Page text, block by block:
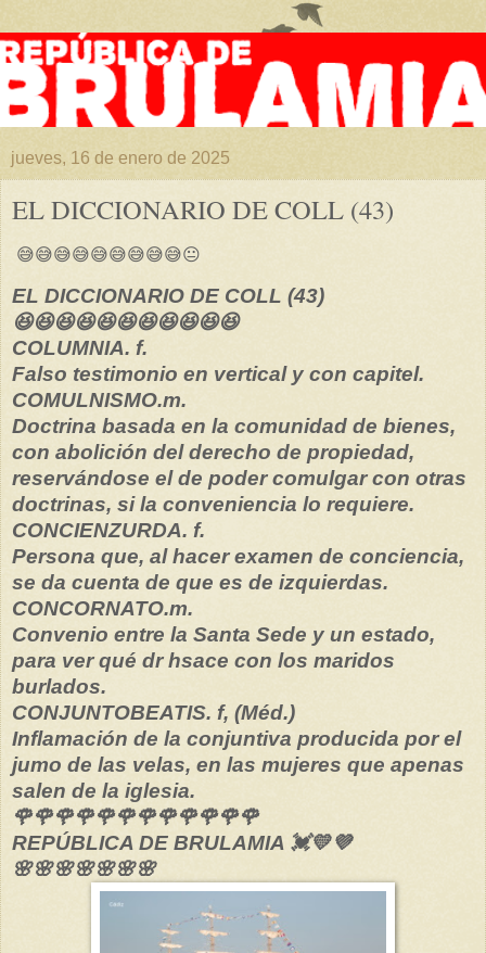
jueves, 16 de enero de 2025
EL DICCIONARIO DE COLL (43)
😅😅😅😅😅😅😅😅😅😐
EL DICCIONARIO DE COLL (43)
😆😆😆😆😆😆😆😆😆😆😆
COLUMNIA. f.
Falso testimonio en vertical y con capitel.
COMULNISMO.m.
Doctrina basada en la comunidad de bienes,
con abolición del derecho de propiedad,
reservándose el de poder comulgar con otras
doctrinas, si la conveniencia lo requiere.
CONCIENZURDA. f.
Persona que, al hacer examen de conciencia,
se da cuenta de que es de izquierdas.
CONCORNATO.m.
Convenio entre la Santa Sede y un estado,
para ver qué dr hsace con los maridos
burlados.
CONJUNTOBEATIS. f, (Méd.)
Inflamación de la conjuntiva producida por el
jumo de las velas, en las mujeres que apenas
salen de la iglesia.
🌹🌹🌹🌹🌹🌹🌹🌹🌹🌹🌹🌹
REPÚBLICA DE BRULAMIA 💓💛💜
🌸🌸🌸🌸🌸🌸🌸